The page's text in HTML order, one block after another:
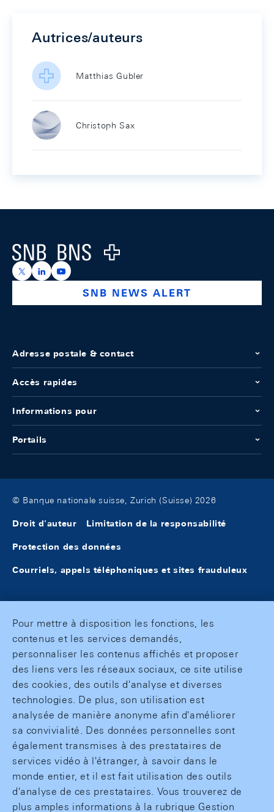
Autrices/auteurs
Matthias Gubler
Christoph Sax
Logo
https://x.com/snb_bns
https://ch.linkedin.com/company/swiss-national-
https://www.youtube.com/@swissnationalbank
SNB NEWS ALERT
Adresse postale & contact
Accès rapides
Informations pour
Portails
© Banque nationale suisse, Zurich (Suisse) 2026
Droit d'auteur Limitation de la responsabilité
Protection des données
Courriels, appels téléphoniques et sites frauduleux
Pour mettre à disposition les fonctions, les
contenus et les services demandés,
personnaliser les contenus affichés et proposer
des liens vers les réseaux sociaux, ce site utilise
des cookies, des outils d'analyse et diverses
technologies. De plus, son utilisation est
analysée de manière anonyme afin d'améliorer
sa convivialité. Des données personnelles sont
également transmises à des prestataires de
services vidéo à l'étranger, à savoir dans le
monde entier, et il est fait utilisation des outils
d'analyse de ces prestataires. Vous trouverez de
plus amples informations à la rubrique Gestion